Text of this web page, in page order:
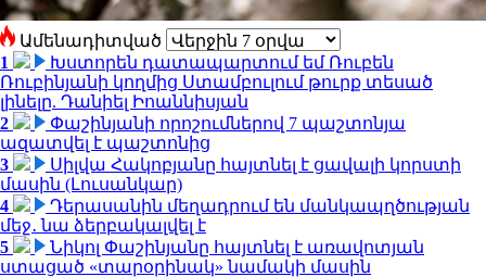
Ամենադիտված
1
Խստորեն դատապարտում եմ Ռուբեն
Ռուբինյանի կողմից Ստամբուլում թուրք տեսած
լինելը. Դանիել Իոաննիսյան
2
Փաշինյանի որոշումներով 7 պաշտոնյա
ազատվել է պաշտոնից
3
Սիլվա Հակոբյանը հայտնել է ցավալի կորստի
մասին (Լուսանկար)
4
Դերասանին մեղադրում են մանկապղծության
մեջ․ նա ձերբակալվել է
5
Նիկոլ Փաշինյանը հայտնել է առավոտյան
ստացած «տարօրինակ» նամակի մասին